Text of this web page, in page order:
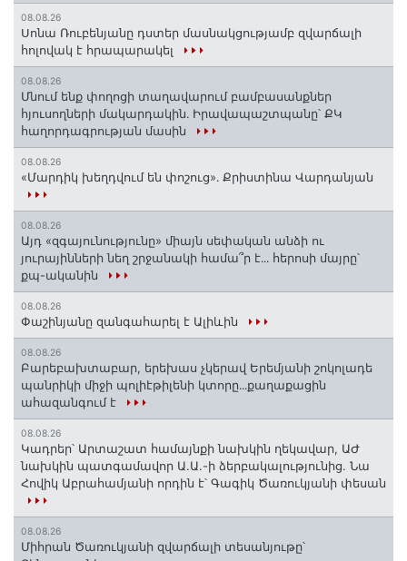
08.08.26
Սոնա Ռուբենյանը դստեր մասնակցությամբ զվարճալի
հոլովակ է հրապարակել
08.08.26
Մնում ենք փողոցի տաղավարում բամբասանքներ
հյուսողների մակարդակին․ Իրավապաշտպանը՝ ՔԿ
հաղորդագրության մասին
08.08.26
«Մարդիկ խեղդվում են փոշուց»․ Քրիստինա Վարդանյան
08.08.26
Այդ «զգայունությունը» միայն սեփական անձի ու
յուրայինների նեղ շրջանակի համա՞ր է․․․ հերոսի մայրը՝
քպ-ականին
08.08.26
Փաշինյանը զանգահարել է Ալիևին
08.08.26
Բարեբախտաբար, երեխաս չկերավ Երեմյանի շոկոլադե
պանրիկի միջի պոլիէթիլենի կտորը․․․քաղաքացին
ահազանգում է
08.08.26
Կադրեր՝ Արտաշատ համայնքի նախկին ղեկավար, ԱԺ
նախկին պատգամավոր Ա.Ա.-ի ձերբակալությունից. Նա
Հովիկ Աբրահամյանի որդին է՝ Գագիկ Ծառուկյանի փեսան
08.08.26
Միհրան Ծառուկյանի զվարճալի տեսանյութը՝